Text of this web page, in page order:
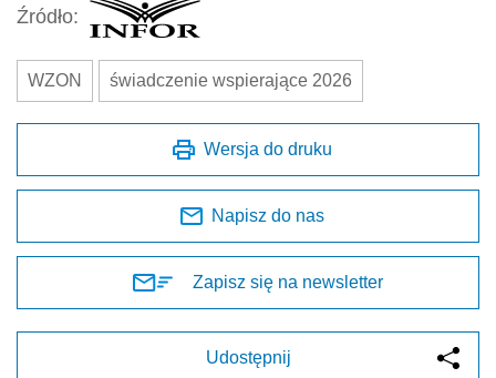
Źródło:
WZON świadczenie wspierające 2026
Wersja do druku
Napisz do nas
Zapisz się na newsletter
Udostępnij